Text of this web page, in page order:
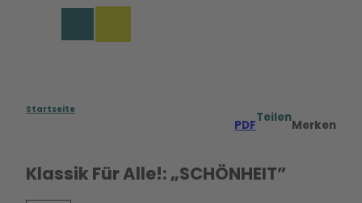
Startseite
PDF
Teilen
Merken
Klassik Für Alle!: „SCHÖNHEIT”